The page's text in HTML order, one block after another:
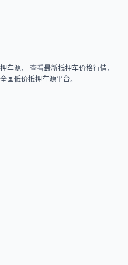
车源、 查看最新抵押车价格行情、
全国低价抵押车源平台。